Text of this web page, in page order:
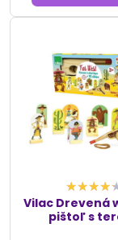
Vilac Drevená
pištoľ s